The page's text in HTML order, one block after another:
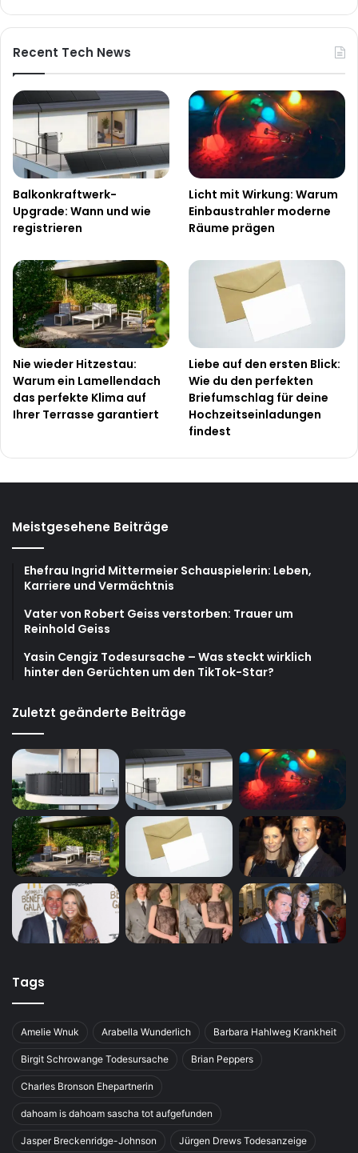
Recent Tech News
Balkonkraftwerk-
Upgrade: Wann und wie
registrieren
Licht mit Wirkung: Warum
Einbaustrahler moderne
Räume prägen
Nie wieder Hitzestau:
Warum ein Lamellendach
das perfekte Klima auf
Ihrer Terrasse garantiert
Liebe auf den ersten Blick:
Wie du den perfekten
Briefumschlag für deine
Hochzeitseinladungen
findest
Meistgesehene Beiträge
Ehefrau Ingrid Mittermeier Schauspielerin: Leben,
Karriere und Vermächtnis
Vater von Robert Geiss verstorben: Trauer um
Reinhold Geiss
Yasin Cengiz Todesursache – Was steckt wirklich
hinter den Gerüchten um den TikTok-Star?
Zuletzt geänderte Beiträge
Tags
Amelie Wnuk Arabella Wunderlich Barbara Hahlweg Krankheit
Birgit Schrowange Todesursache Brian Peppers
Charles Bronson Ehepartnerin
dahoam is dahoam sascha tot aufgefunden
Jasper Breckenridge-Johnson Jürgen Drews Todesanzeige